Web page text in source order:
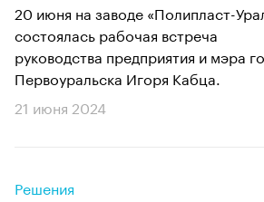
20 июня на заводе «Полипласт-
состоялась рабочая встреча
руководства предприятия и мэра
Первоуральска Игоря Кабца.
21 июня 2024
Решения